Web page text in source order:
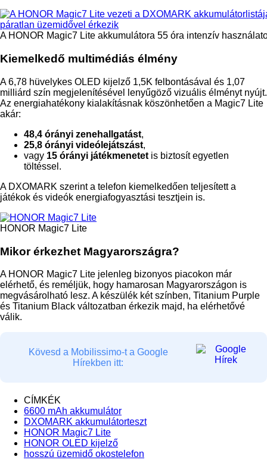
A HONOR Magic7 Lite akkumulátora 55 óra intenzív
Kiemelkedő multimédiás élmény
A 6,78 hüvelykes OLED kijelző 1,5K felbontásával és 1,07
milliárd szín megjelenítésével lenyűgöző vizuális élményt nyújt.
Az energiahatékony kialakításnak köszönhetően a Magic7 Lite
akár:
48,4 órányi zenehallgatást,
25,8 órányi videólejátszást,
vagy 15 órányi játékmenetet is biztosít egyetlen
töltéssel.
A DXOMARK szerint a telefon kiemelkedően teljesített a
játékok és videók energiafogyasztási tesztjein is.
HONOR Magic7 Lite
Mikor érkezhet Magyarországra?
A HONOR Magic7 Lite jelenleg bizonyos piacokon már
elérhető, és reméljük, hogy hamarosan Magyarországon is
megvásárolható lesz. A készülék két színben, Titanium Purple
és Titanium Black változatban érkezik majd, ha elérhetővé
válik.
Kövesd a Mobilissimo-t a Google
Hírekben itt:
CÍMKÉK
6600 mAh akkumulátor
DXOMARK akkumulátorteszt
HONOR Magic7 Lite
HONOR OLED kijelző
hosszú üzemidő okostelefon